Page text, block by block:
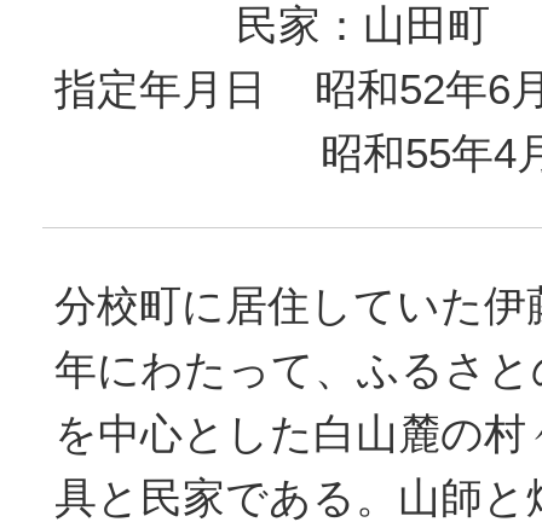
民家：山田町
指定年月日 昭和52年6
昭和55年4月
分校町に居住していた伊
年にわたって、ふるさ
を中心とした白山麓の
具と民家である。山師と